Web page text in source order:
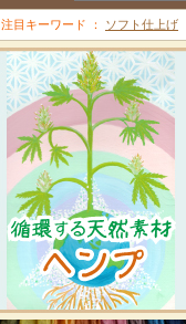
注目キーワード ソフト仕上げ